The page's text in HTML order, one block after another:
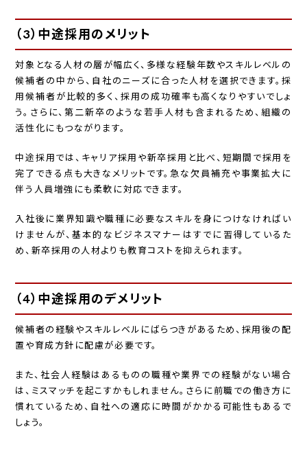
（3）中途採用のメリット
対象となる人材の層が幅広く、多様な経験年数やスキルレベルの
候補者の中から、自社のニーズに合った人材を選択できます。採
用候補者が比較的多く、採用の成功確率も高くなりやすいでしょ
う。さらに、第二新卒のような若手人材も含まれるため、組織の
活性化にもつながります。
中途採用では、キャリア採用や新卒採用と比べ、短期間で採用を
完了できる点も大きなメリットです。急な欠員補充や事業拡大に
伴う人員増強にも柔軟に対応できます。
入社後に業界知識や職種に必要なスキルを身につけなければい
けませんが、基本的なビジネスマナーはすでに習得しているた
め、新卒採用の人材よりも教育コストを抑えられます。
（4）中途採用のデメリット
候補者の経験やスキルレベルにばらつきがあるため、採用後の配
置や育成方針に配慮が必要です。
また、社会人経験はあるものの職種や業界での経験がない場合
は、ミスマッチを起こすかもしれません。さらに前職での働き方に
慣れているため、自社への適応に時間がかかる可能性もあるで
しょう。